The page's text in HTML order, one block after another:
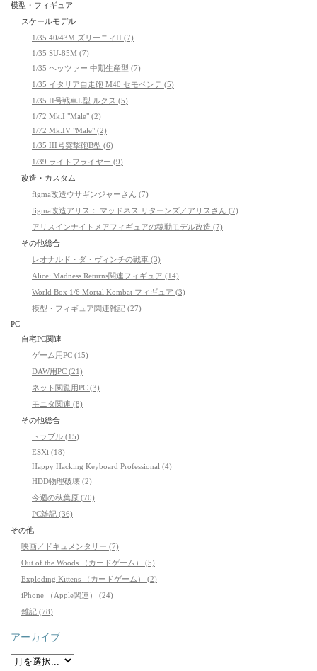
模型・フィギュア
スケールモデル
1/35 40/43M ズリーニィII (7)
1/35 SU-85M (7)
1/35 ヘッツァー 中期生産型 (7)
1/35 イタリア自走砲 M40 セモベンテ (5)
1/35 II号戦車L型 ルクス (5)
1/72 Mk.I "Male" (2)
1/72 Mk.IV "Male" (2)
1/35 III号突撃砲B型 (6)
1/39 ライトフライヤー (9)
改造・カスタム
figma改造ウサギンジャーさん (7)
figma改造アリス： マッドネス リターンズ／アリスさん (7)
アリスインナイトメアフィギュアの稼動モデル改造 (7)
その他総合
レオナルド・ダ・ヴィンチの戦車 (3)
Alice: Madness Returns関連フィギュア (14)
World Box 1/6 Mortal Kombat フィギュア (3)
模型・フィギュア関連雑記 (27)
PC
自宅PC関連
ゲーム用PC (15)
DAW用PC (21)
ネット閲覧用PC (3)
モニタ関連 (8)
その他総合
トラブル (15)
ESXi (18)
Happy Hacking Keyboard Professional (4)
HDD物理破壊 (2)
今週の秋葉原 (70)
PC雑記 (36)
その他
映画／ドキュメンタリー (7)
Out of the Woods （カードゲーム） (5)
Exploding Kittens （カードゲーム） (2)
iPhone （Apple関連） (24)
雑記 (78)
アーカイブ